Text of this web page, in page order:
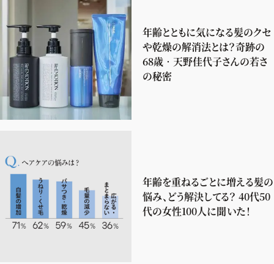
年齢とともに気になる髪のクセ
や乾燥の解消法とは？奇跡の
68歳‧天野佳代子さんの若さ
の秘密
年齢を重ねるごとに増える髪の
悩み、どう解決してる？ 40代50
代の女性100人に聞いた！